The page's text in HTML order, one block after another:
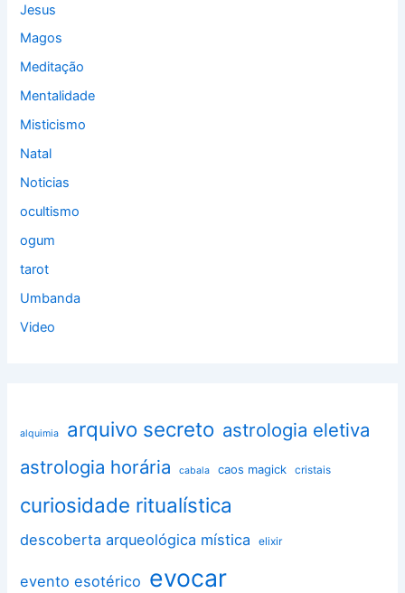
Jesus
Magos
Meditação
Mentalidade
Misticismo
Natal
Noticias
ocultismo
ogum
tarot
Umbanda
Video
alquimia arquivo secreto astrologia eletiva
astrologia horária
cabala caos magick cristais
curiosidade ritualística
descoberta arqueológica mística elixir
evento esotérico evocar